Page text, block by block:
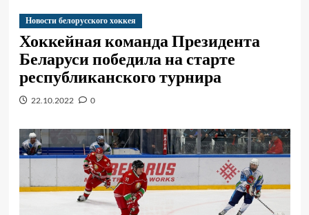
Новости белорусского хоккея
Хоккейная команда Президента
Беларуси победила на старте
республиканского турнира
22.10.2022 0